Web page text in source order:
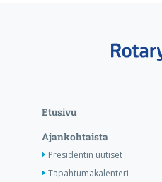
Etusivu
Ajankohtaista
Presidentin uutiset
Tapahtumakalenteri